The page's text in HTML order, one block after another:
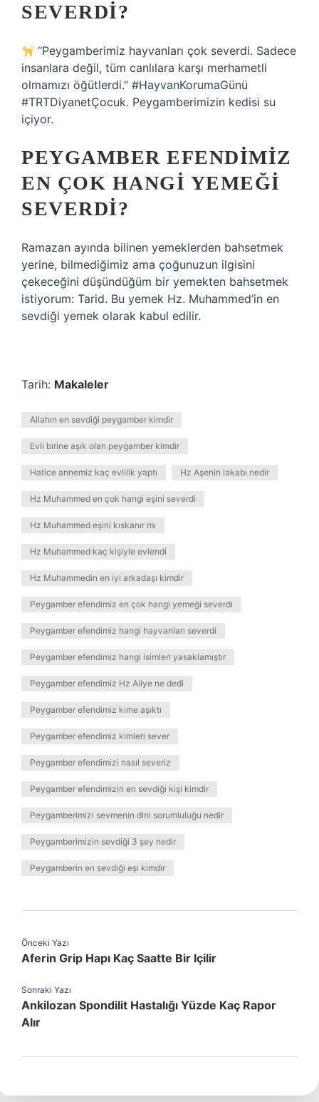
SEVERDI?
“Peygamberimiz hayvanları çok severdi. Sadece
insanlara değil, tüm canlılara karşı merhametli
olmamızı öğütlerdi.” #HayvanKorumaGünü
#TRTDiyanetÇocuk. Peygamberimizin kedisi su
içiyor.
PEYGAMBER EFENDIMIZ
EN ÇOK HANGI YEMEĞI
SEVERDI?
Ramazan ayında bilinen yemeklerden bahsetmek
yerine, bilmediğimiz ama çoğunuzun ilgisini
çekeceğini düşündüğüm bir yemekten bahsetmek
istiyorum: Tarid. Bu yemek Hz. Muhammed’in en
sevdiği yemek olarak kabul edilir.
Tarih: Makaleler
Allahın en sevdiği peygamber kimdir
Evli birine aşık olan peygamber kimdir
Hatice annemiz kaç evlilik yaptı Hz Aşenin lakabı nedir
Hz Muhammed en çok hangi eşini severdi
Hz Muhammed eşini kıskanır mı
Hz Muhammed kaç kişiyle evlendi
Hz Muhammedin en iyi arkadaşı kimdir
Peygamber efendimiz en çok hangi yemeği severdi
Peygamber efendimiz hangi hayvanları severdi
Peygamber efendimiz hangi isimleri yasaklamıştır
Peygamber efendimiz Hz Aliye ne dedi
Peygamber efendimiz kime aşıktı
Peygamber efendimiz kimleri sever
Peygamber efendimizi nasıl severiz
Peygamber efendimizin en sevdiği kişi kimdir
Peygamberimizi sevmenin dini sorumluluğu nedir
Peygamberimizin sevdiği 3 şey nedir
Peygamberin en sevdiği eşi kimdir
Önceki Yazı
Aferin Grip Hapı Kaç Saatte Bir Içilir
Sonraki Yazı
Ankilozan Spondilit Hastalığı Yüzde Kaç Rapor
Alır